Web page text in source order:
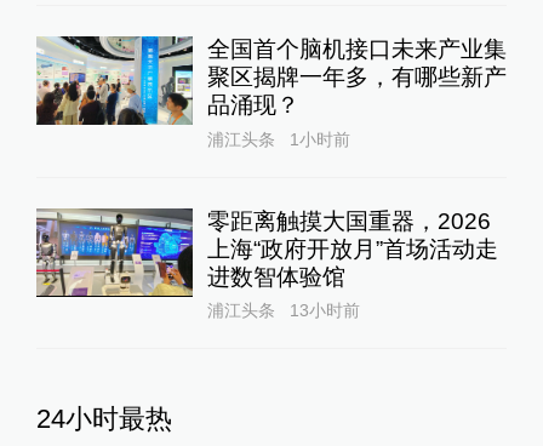
全国首个脑机接口未来产业集
聚区揭牌一年多，有哪些新产
品涌现？
浦江头条 1小时前
零距离触摸大国重器，2026
上海“政府开放月”首场活动走
进数智体验馆
浦江头条 13小时前
24小时最热